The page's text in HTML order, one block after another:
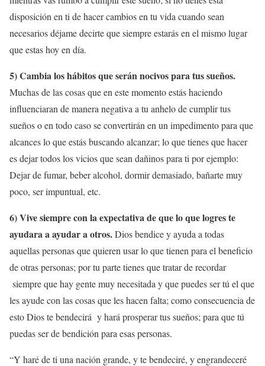
disposición en ti de hacer cambios en tu vida cuando sean
necesarios déjame decirte que siempre estarás en el mismo lugar
que estas hoy en día.
5) Cambia los hábitos que serán nocivos para tus sueños.
Muchas de las cosas que en este momento estás haciendo
influenciaran de manera negativa a tu anhelo de cumplir tus
sueños o en todo caso se convertirán en un impedimento para que
alcances lo que estás buscando alcanzar; lo que tienes que hacer
es dejar todos los vicios que sean dañinos para ti por ejemplo:
Dejar de fumar, beber alcohol, dormir demasiado, bañarte muy
poco, ser impuntual, etc.
6) Vive siempre con la expectativa de que lo que logres te
ayudara a ayudar a otros.Dios bendice y ayuda a todas
aquellas personas que quieren usar lo que tienen para el beneficio
de otras personas; por tu parte tienes que tratar de recordar
siempre que hay gente muy necesitada y que puedes ser tú el que
les ayude con las cosas que les hacen falta; como consecuencia de
esto Dios te bendecirá y hará prosperar tus sueños; para que tú
puedas ser de bendición para esas personas.
“Y haré de ti una nación grande, y te bendeciré, y engrandeceré